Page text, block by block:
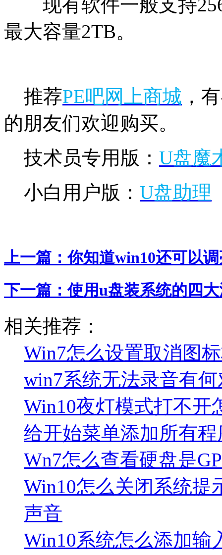
现有软件一般支持
最大容量2TB。
推荐PE吧网上商城 ，
的朋友们欢迎购买。
技术员专用版： U盘魔
小白用户版： U盘助理
上一篇：你知道win10还可以
下一篇：使用u盘装系统的四
相关推荐：
Win7怎么设置取消图
win7系统无法录音有
Win10夜灯模式打不开
给开始菜单添加所有
Wn7怎么查看硬盘是
Win10怎么关闭系统提
声音
Win10系统怎么添加输